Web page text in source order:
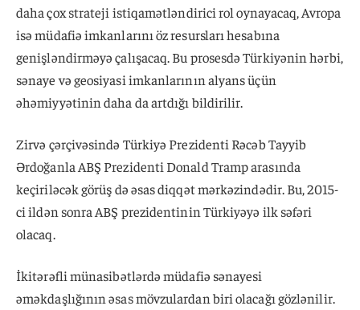
daha çox strateji istiqamətləndirici rol oynayacaq, Avropa
isə müdafiə imkanlarını öz resursları hesabına
genişləndirməyə çalışacaq. Bu prosesdə Türkiyənin hərbi,
sənaye və geosiyasi imkanlarının alyans üçün
əhəmiyyətinin daha da artdığı bildirilir.
Zirvə çərçivəsində Türkiyə Prezidenti Rəcəb Tayyib
Ərdoğanla ABŞ Prezidenti Donald Tramp arasında
keçiriləcək görüş də əsas diqqət mərkəzindədir. Bu, 2015-
ci ildən sonra ABŞ prezidentinin Türkiyəyə ilk səfəri
olacaq.
İkitərəfli münasibətlərdə müdafiə sənayesi
əməkdaşlığının əsas mövzulardan biri olacağı gözlənilir.